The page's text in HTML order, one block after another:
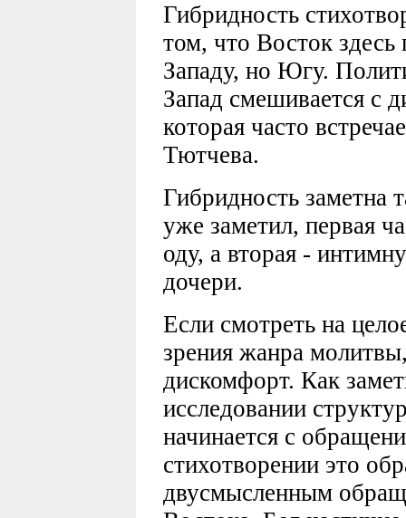
Гибридность
том, что Восток здесь
Западу, но Югу.
Запад смешивается с
которая часто
Тютчева.
Гибридность заметна
уже заметил, первая
оду, а вторая -
дочери.
Если смотреть на
зрения жанра
дискомфорт. Как
исследовании
начинается с
стихотворении это
двусмысленным